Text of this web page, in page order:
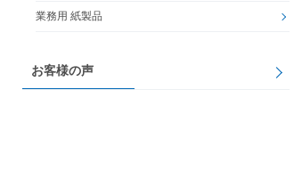
業務用 紙製品
お客様の声